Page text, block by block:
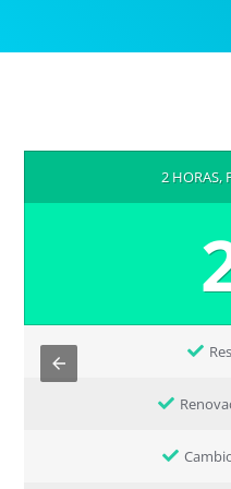
2 HORAS,